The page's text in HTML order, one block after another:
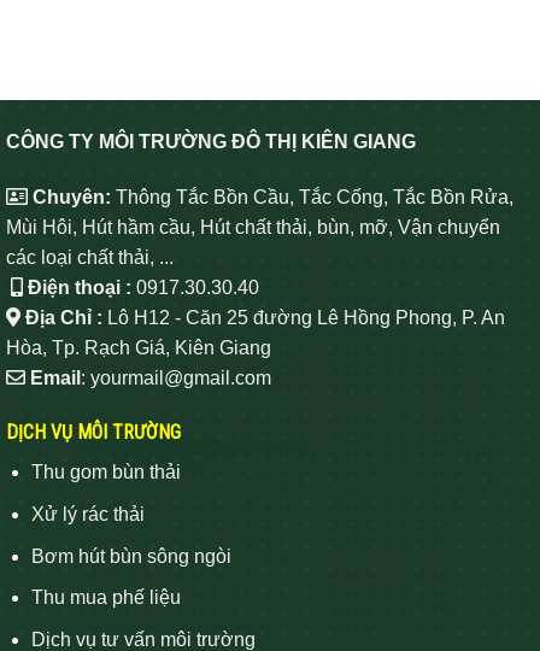
CÔNG TY MÔI TRƯỜNG ĐÔ THỊ KIÊN GIANG
Chuyên: Thông Tắc Bồn Cầu, Tắc Cống, Tắc Bồn Rửa,
Mùi Hôi, Hút hầm cầu, Hút chất thải, bùn, mỡ, Vận chuyển
các loại chất thải, ...
Điện thoại : 0917.30.30.40
Địa Chỉ : Lô H12 - Căn 25 đường Lê Hồng Phong, P. An
Hòa, Tp. Rạch Giá, Kiên Giang
Email : yourmail@gmail.com
DỊCH VỤ MÔI TRƯỜNG
Thu gom bùn thải
Xử lý rác thải
Bơm hút bùn sông ngòi
Thu mua phế liệu
Dịch vụ tư vấn môi trường